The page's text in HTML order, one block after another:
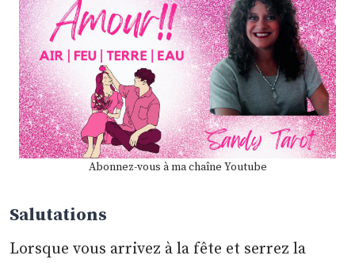
Abonnez-vous à ma chaîne Youtube
Salutations
Lorsque vous arrivez à la fête et serrez la